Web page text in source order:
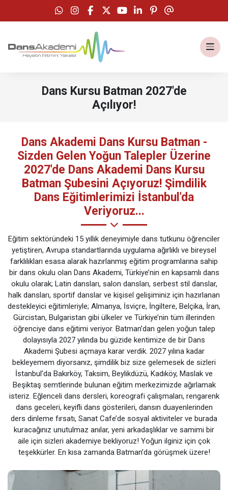
dans kursu batman
Dans Kursu Batman 2027'de
Açılıyor!
Dans Akademi Dans Kursu Batman -
Sizden Gelen Yoğun Talepler Üzerine
2027'de Dans Akademi Dans Kursu
Batman Şubesini Açıyoruz! Şimdilik
Dans Eğitimlerimizi İstanbul'da
Veriyoruz...
Eğitim sektöründeki 15 yıllık deneyimiyle dans tutkunu öğrenciler
yetiştiren, Avrupa standartlarında uygulama ağırlıklı ve bireysel
farklılıkları esasa alarak hazırlanmış eğitim programlarına sahip
bir dans okulu olan Dans Akademi, Türkiye’nin en kapsamlı dans
okulu olarak; Latin dansları, salon dansları, serbest stil danslar,
halk dansları, sportif danslar ve kişisel gelişiminiz için hazırlanan
destekleyici eğitimleriyle; Almanya, İsviçre, İngiltere, Belçika, İran,
Gürcistan, Bulgaristan gibi ülkeler ve Türkiye’nin tüm illerinden
öğrenciye dans eğitimi veriyor. Batman’dan gelen yoğun talep
dolayısıyla 2027 yılında bu güzide kentimize de bir Dans
Akademi Şubesi açmaya karar verdik. 2027 yılına kadar
bekleyemem diyorsanız, şimdilik biz size gelemesek de sizleri
İstanbul’da Bakırköy, Taksim, Beylikdüzü, Kadıköy, Maslak ve
Beşiktaş semtlerinde bulunan eğitim merkezimizde ağırlamak
isteriz. Eğlenceli dans dersleri, koreografi çalışmaları, rengarenk
dans geceleri, keyifli dans gösterileri, dansın duayenlerinden
ders dinleme fırsatı, Sanat Cafe’de sosyal aktiviteler ve burada
kuracağınız unutulmaz anılar, yeni arkadaşlıklar ve samimi bir
aile için sizleri akademiye bekliyoruz! Yoğun ilginiz için çok
teşekkürler. En kısa zamanda Batman’da görüşmek üzere!